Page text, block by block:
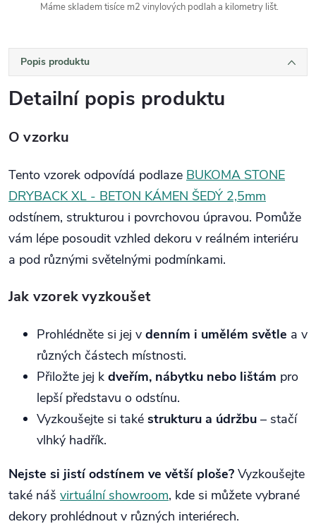
Máme skladem tisíce m2 vinylových podlah a kilometry lišt.
Popis produktu
Detailní popis produktu
O vzorku
Tento vzorek odpovídá podlaze BUKOMA STONE
DRYBACK XL - BETON KÁMEN ŠEDÝ 2,5mm
odstínem, strukturou i povrchovou úpravou. Pomůže
vám lépe posoudit vzhled dekoru v reálném interiéru
a pod různými světelnými podmínkami.
Jak vzorek vyzkoušet
Prohlédněte si jej v denním i umělém světle a v
různých částech místnosti.
Přiložte jej k dveřím, nábytku nebo lištám pro
lepší představu o odstínu.
Vyzkoušejte si také strukturu a údržbu – stačí
vlhký hadřík.
Nejste si jistí odstínem ve větší ploše? Vyzkoušejte
také náš virtuální showroom, kde si můžete vybrané
dekory prohlédnout v různých interiérech.